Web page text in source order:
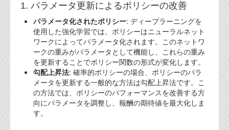
1. パラメータ更新によるポリシーの改善
パラメータ化されたポリシー: ディープラーニングを
使用した強化学習では、ポリシーはニューラルネット
ワークによってパラメータ化されます。このネットワ
ークの重みがパラメータとして機能し、これらの重み
を更新することでポリシー関数の形式が変化します。
勾配上昇法: 確率的ポリシーの場合、ポリシーのパラ
メータを更新する一般的な方法は勾配上昇法です。こ
の方法では、ポリシーのパフォーマンスを改善する方
向にパラメータを調整し、報酬の期待値を最大化しま
す。